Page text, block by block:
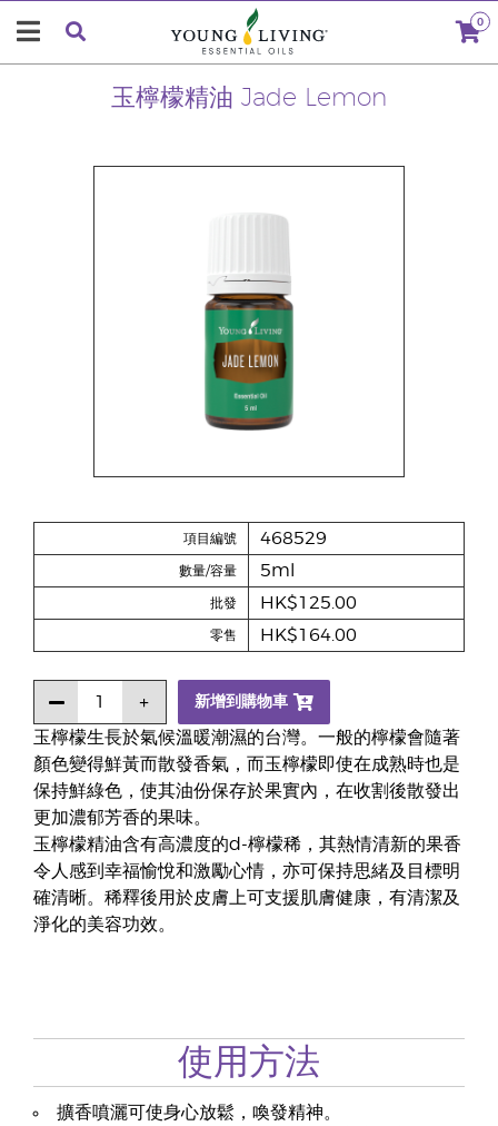
0
玉檸檬精油 Jade Lemon
玉檸檬生長於氣候溫暖潮濕的台灣。一般的檸檬會隨著
顏色變得鮮黃而散發香氣，而玉檸檬即使在成熟時也是
保持鮮綠色，使其油份保存於果實內，在收割後散發出
更加濃郁芳香的果味。
玉檸檬精油含有高濃度的d-檸檬稀，其熱情清新的果香
令人感到幸福愉悅和激勵心情，亦可保持思緒及目標明
確清晰。稀釋後用於皮膚上可支援肌膚健康，有清潔及
淨化的美容功效。
項目編號 468529
數量/容量 5ml
批發 HK$125.00
零售 HK$164.00
新增到購物車
使用方法
擴香噴灑可使身心放鬆，喚發精神。